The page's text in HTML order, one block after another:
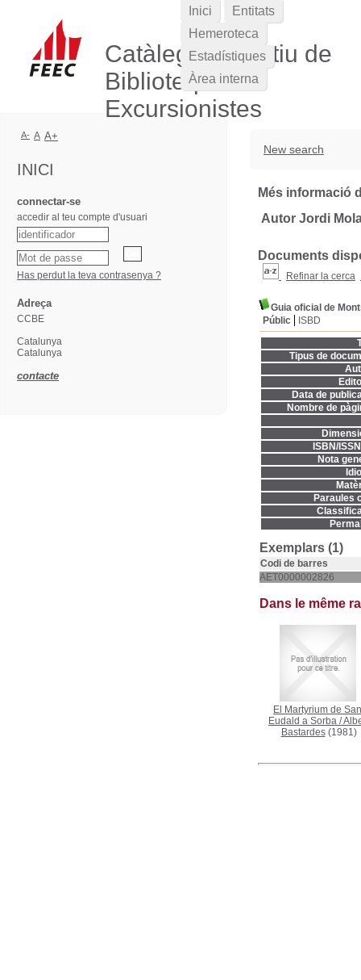
Catàleg Col·lectiu de
Biblioteques
Excursionistes
New search
Més informació
Autor Jordi
Documents
Refinar la cerca
Guia oficial de
Públic
ISBD
Tipus de
Data de
Nombre de
ISBN/
Nota
Paraules
Exemplars (1)
Codi de barres
AET0000002826
Dans le même
El Martyrium de
Eudald a Sorba /
Bastardes(1981)
Inici
Entitats
Hemeroteca
Estadístiques
Àrea interna
A- A A+
INICI
connectar-se
accedir al teu compte d'usuari
Has perdut la teva contrasenya ?
Adreça
CCBE
Catalunya
Catalunya
contacte